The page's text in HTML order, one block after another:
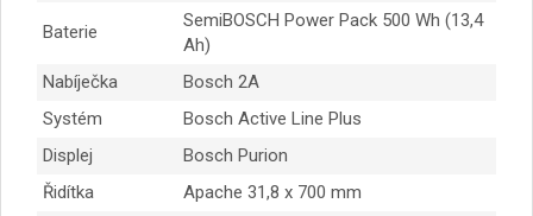
Baterie
SemiBOSCH Power Pack 500 Wh (13,4
Ah)
Nabíječka
Bosch 2A
Systém
Bosch Active Line Plus
Displej
Bosch Purion
Řidítka
Apache 31,8 x 700 mm